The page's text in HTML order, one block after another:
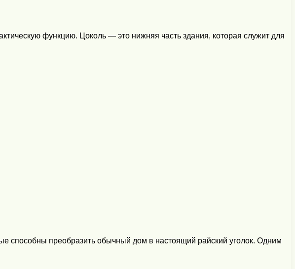
функцию. Цоколь — это нижняя часть здания, которая служит для
способны преобразить обычный дом в настоящий райский уголок. Одним